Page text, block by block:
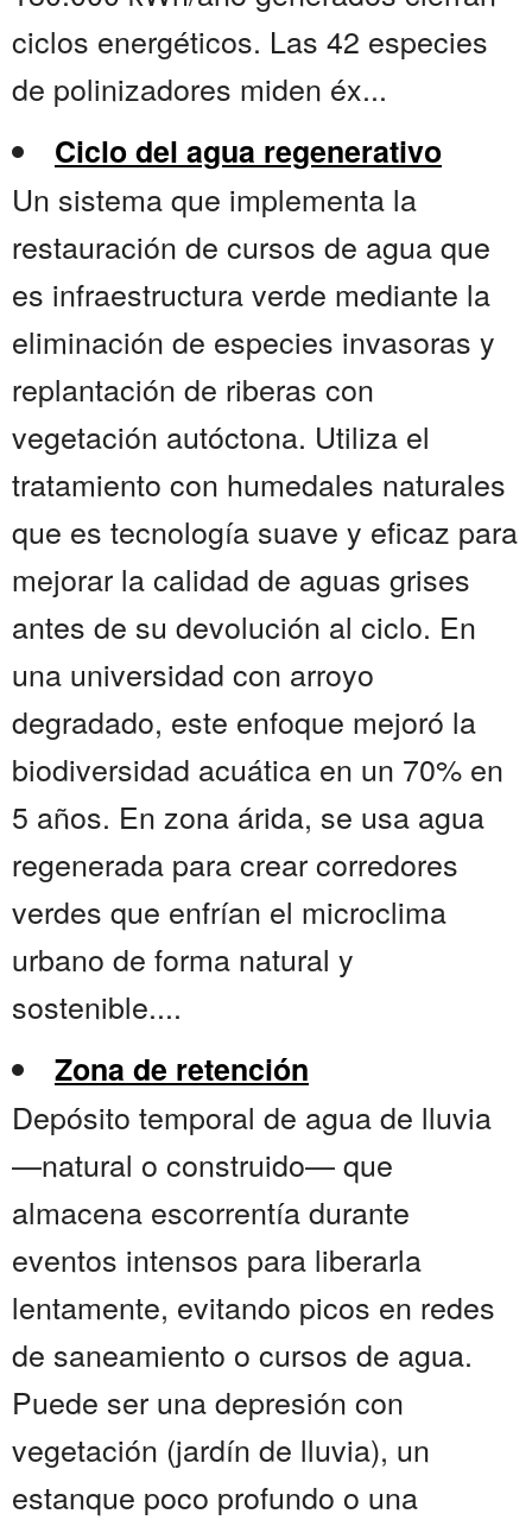
ciclos energéticos. Las 42 especies
de polinizadores miden éx...
Ciclo del agua regenerativo
Un sistema que implementa la
restauración de cursos de agua que
es infraestructura verde mediante la
eliminación de especies invasoras y
replantación de riberas con
vegetación autóctona. Utiliza el
tratamiento con humedales naturales
que es tecnología suave y eficaz para
mejorar la calidad de aguas grises
antes de su devolución al ciclo. En
una universidad con arroyo
degradado, este enfoque mejoró la
biodiversidad acuática en un 70% en
5 años. En zona árida, se usa agua
regenerada para crear corredores
verdes que enfrían el microclima
urbano de forma natural y
sostenible....
Zona de retención
Depósito temporal de agua de lluvia
—natural o construido— que
almacena escorrentía durante
eventos intensos para liberarla
lentamente, evitando picos en redes
de saneamiento o cursos de agua.
Puede ser una depresión con
vegetación (jardín de lluvia), un
estanque poco profundo o una